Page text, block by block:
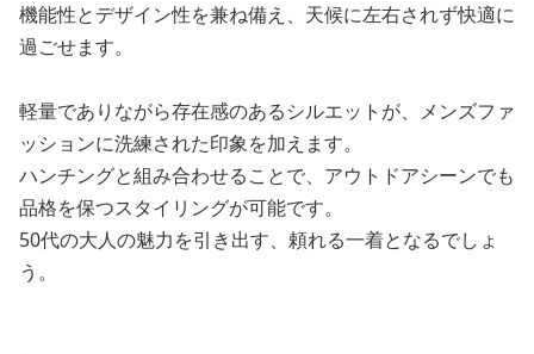
機能性とデザイン性を兼ね備え、天候に左右されず快適に
過ごせます。
軽量でありながら存在感のあるシルエットが、メンズファ
ッションに洗練された印象を加えます。
ハンチングと組み合わせることで、アウトドアシーンでも
品格を保つスタイリングが可能です。
50代の大人の魅力を引き出す、頼れる一着となるでしょ
う。